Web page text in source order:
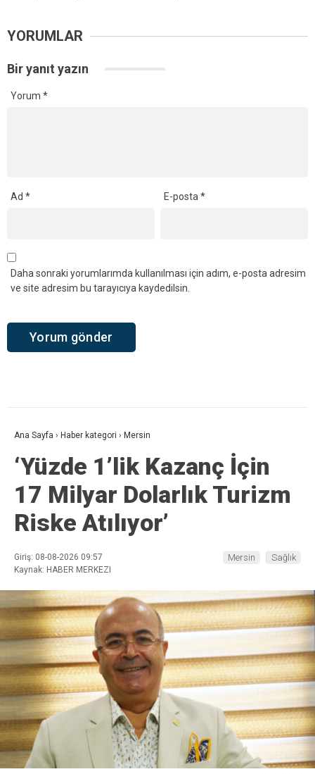
YORUMLAR
Bir yanıt yazın
Yorum *
Ad * E-posta*
Daha sonraki yorumlarımda kullanılması için adım, e-posta adresim
ve site adresim bu tarayıcıya kaydedilsin.
Ana Sayfa › Haber kategori › Mersin
‘Yüzde 1’lik Kazanç İçin
17 Milyar Dolarlık Turizm
Riske Atılıyor’
Giriş: 08-08-2026 09:57
Kaynak: HABER MERKEZI
Mersin Sağlık